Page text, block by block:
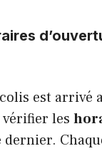
est arrivé
les
dernier.